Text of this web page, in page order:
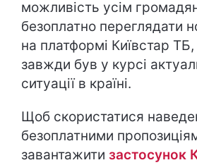
можливість усім
безоплатно переглядати
на платформі Київстар
завжди був у курсі
ситуації в країні.
Щоб скористатися
безоплатними
завантажити застосунок